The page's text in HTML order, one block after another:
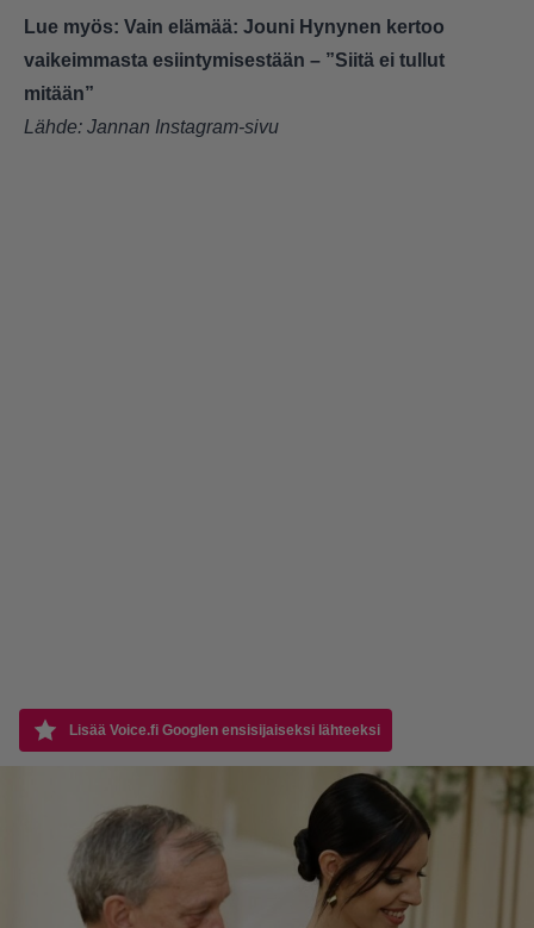
Lue myös: Vain elämää: Jouni Hynynen kertoo
vaikeimmasta esiintymisestään – ”Siitä ei tullut
mitään”
Lähde: Jannan Instagram-sivu
Lisää Voice.fi Googlen ensisijaiseksi lähteeksi